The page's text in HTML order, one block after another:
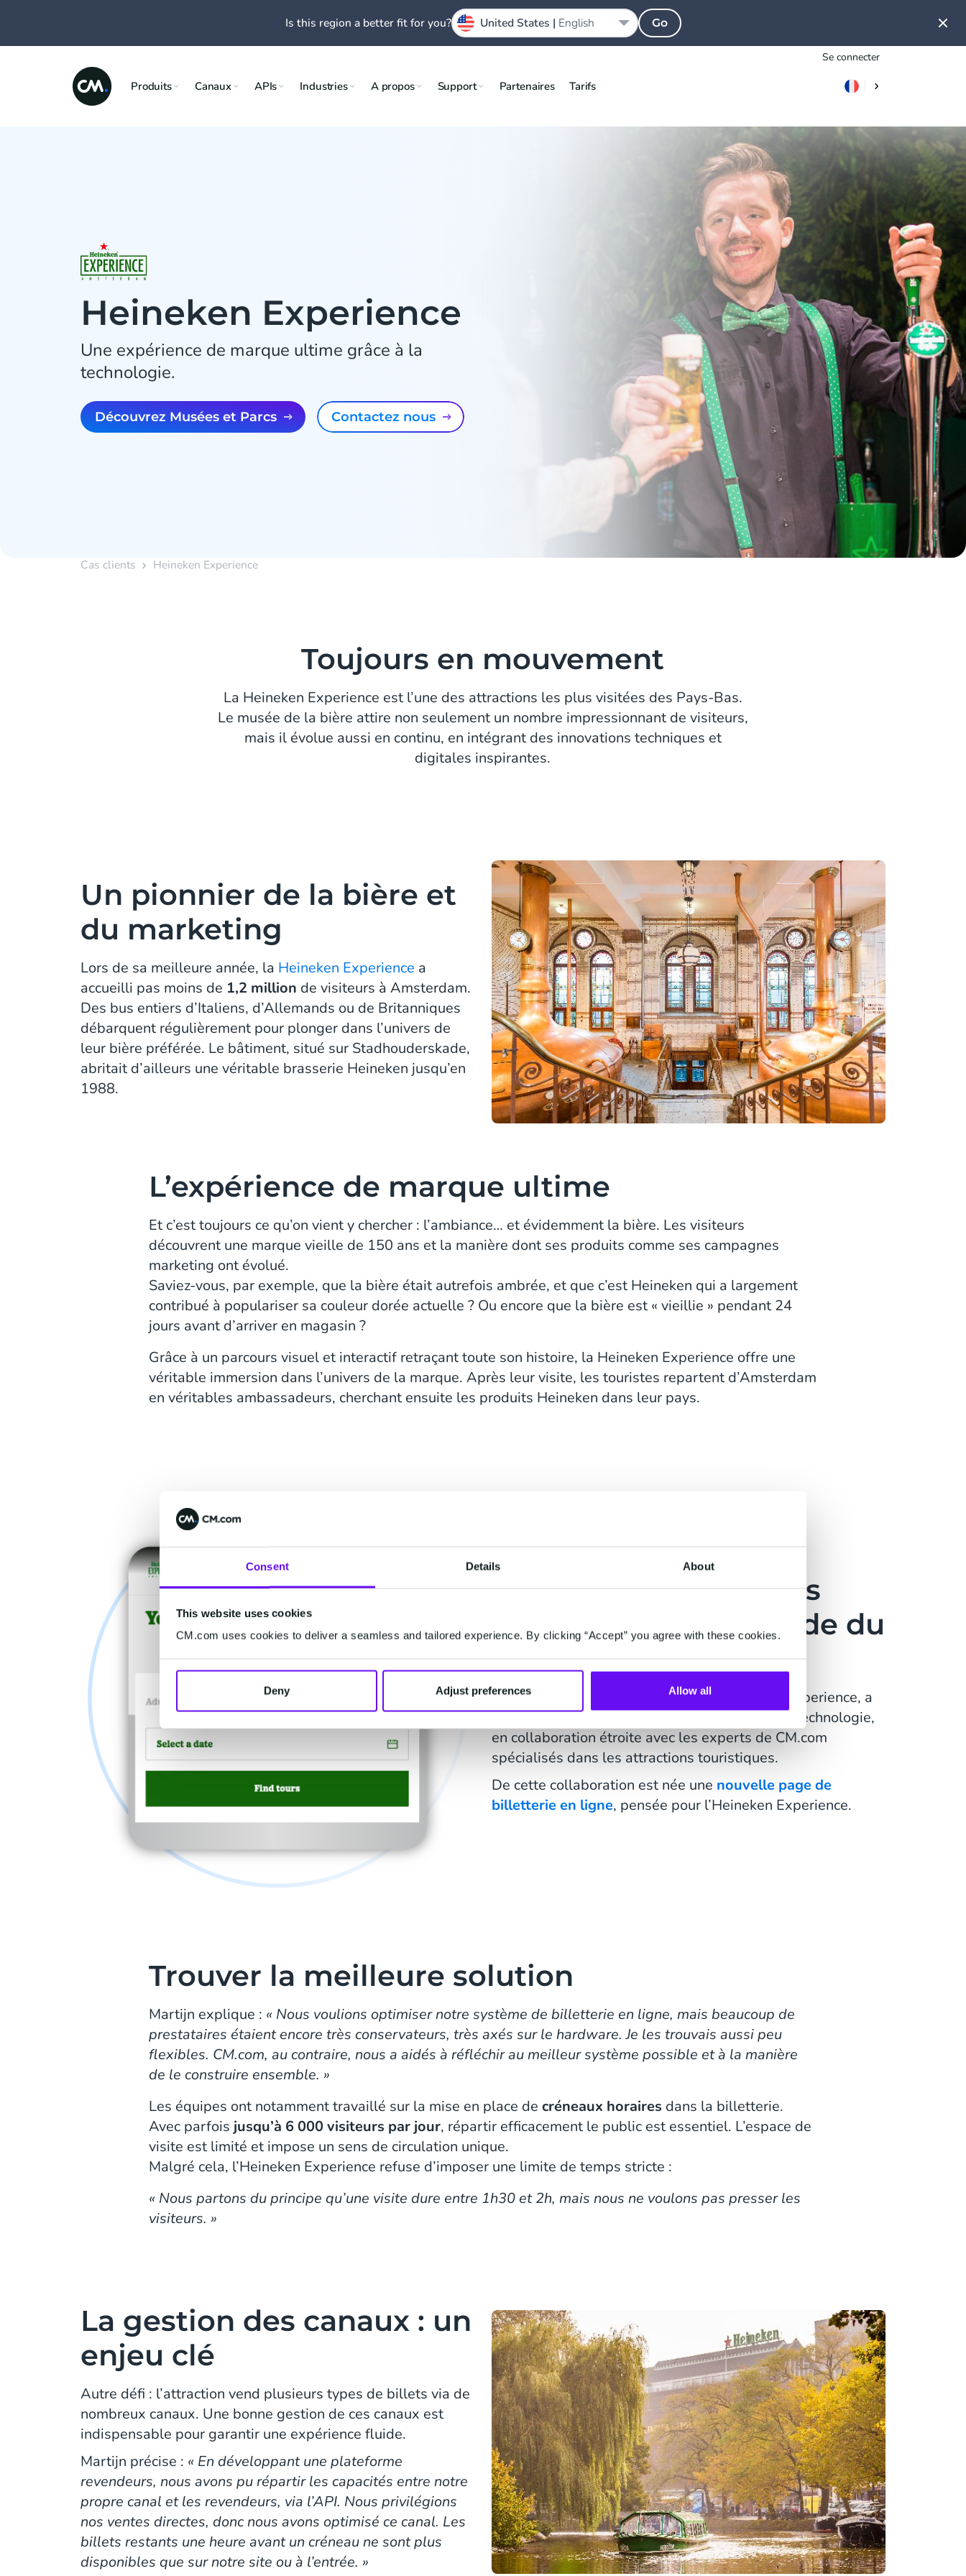
Consent Details About
This website uses cookies
CM.com uses cookies to deliver a seamless and tailored experience. By clicking “Accept” you agree with these cookies.
Deny Adjust preferences Allow all
Se connecter
Produits Canaux APIs Industries A propos Support Partenaires Tarifs
Heineken Experience
Une expérience de marque ultime grâce à la
technologie.
Découvrez Musées et Parcs Contactez nous
Cas clients Heineken Experience
Toujours en mouvement
La Heineken Experience est l’une des attractions les plus visitées des Pays-Bas.
Le musée de la bière attire non seulement un nombre impressionnant de visiteurs,
mais il évolue aussi en continu, en intégrant des innovations techniques et
digitales inspirantes.
Un pionnier de la bière et
du marketing
Lors de sa meilleure année, la Heineken Experience a
accueilli pas moins de 1,2 million de visiteurs à Amsterdam.
Des bus entiers d’Italiens, d’Allemands ou de Britanniques
débarquent régulièrement pour plonger dans l’univers de
leur bière préférée. Le bâtiment, situé sur Stadhouderskade,
abritait d’ailleurs une véritable brasserie Heineken jusqu’en
1988.
L’expérience de marque ultime
Et c’est toujours ce qu’on vient y chercher : l’ambiance… et évidemment la bière. Les visiteurs
découvrent une marque vieille de 150 ans et la manière dont ses produits comme ses campagnes
marketing ont évolué.
Saviez-vous, par exemple, que la bière était autrefois ambrée, et que c’est Heineken qui a largement
contribué à populariser sa couleur dorée actuelle ? Ou encore que la bière est « vieillie » pendant 24
jours avant d’arriver en magasin ?
Grâce à un parcours visuel et interactif retraçant toute son histoire, la Heineken Experience offre une
véritable immersion dans l’univers de la marque. Après leur visite, les touristes repartent d’Amsterdam
en véritables ambassadeurs, cherchant ensuite les produits Heineken dans leur pays.
Des créneaux horaires
pour une gestion fluide du
flux de visiteurs
Martijn Otten, responsable IT de la Heineken Experience, a
beaucoup investi ces dernières années dans la technologie,
en collaboration étroite avec les experts de CM.com
spécialisés dans les attractions touristiques.
De cette collaboration est née une nouvelle page de
billetterie en ligne, pensée pour l’Heineken Experience.
Trouver la meilleure solution
Martijn explique : « Nous voulions optimiser notre système de billetterie en ligne, mais beaucoup de
prestataires étaient encore très conservateurs, très axés sur le hardware. Je les trouvais aussi peu
flexibles. CM.com, au contraire, nous a aidés à réfléchir au meilleur système possible et à la manière
de le construire ensemble. »
Les équipes ont notamment travaillé sur la mise en place decréneaux horaires dans la billetterie.
Avec parfoisjusqu’à 6 000 visiteurs par jour, répartir efficacement le public est essentiel. L’espace de
visite est limité et impose un sens de circulation unique.
Malgré cela, l’Heineken Experience refuse d’imposer une limite de temps stricte :
« Nous partons du principe qu’une visite dure entre 1h30 et 2h, mais nous ne voulons pas presser les
visiteurs. »
La gestion des canaux : un
enjeu clé
Autre défi : l’attraction vend plusieurs types de billets via de
nombreux canaux. Une bonne gestion de ces canaux est
indispensable pour garantir une expérience fluide.
Martijn précise : « En développant une plateforme
revendeurs, nous avons pu répartir les capacités entre notre
propre canal et les revendeurs, via l’API. Nous privilégions
nos ventes directes, donc nous avons optimisé ce canal. Les
billets restants une heure avant un créneau ne sont plus
disponibles que sur notre site ou à l’entrée. »
Is this region a better fit for you? United States | English Go